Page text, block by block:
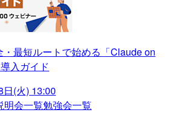
・最短ルートで始める「Claude on
入ガイド
(火) 13:00
明会一覧勉強会一覧